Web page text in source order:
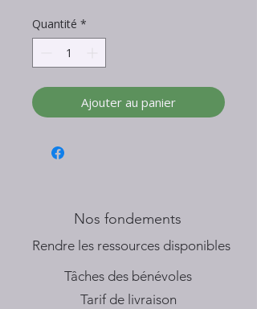
Quantité *
Ajouter au panier
Nos fondements
​Rendre les ressources disponibles
Tâches des bénévoles
Tarif de livraison